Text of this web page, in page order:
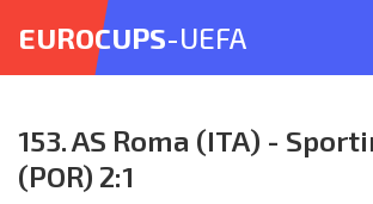
EUROCUPS-UEFA
153. AS Roma (ITA) -
(POR) 2:1